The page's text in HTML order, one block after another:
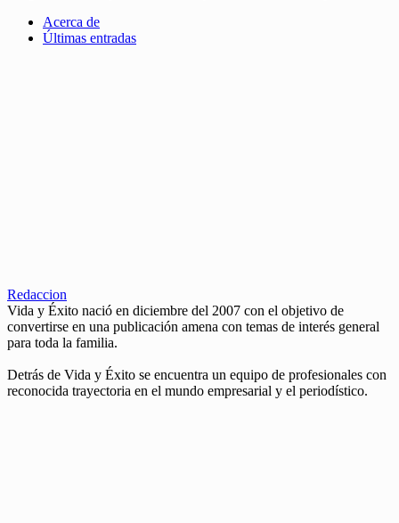
Acerca de
Últimas entradas
Redaccion
Vida y Éxito nació en diciembre del 2007 con el objetivo de
convertirse en una publicación amena con temas de interés general
para toda la familia.
Detrás de Vida y Éxito se encuentra un equipo de profesionales con
reconocida trayectoria en el mundo empresarial y el periodístico.